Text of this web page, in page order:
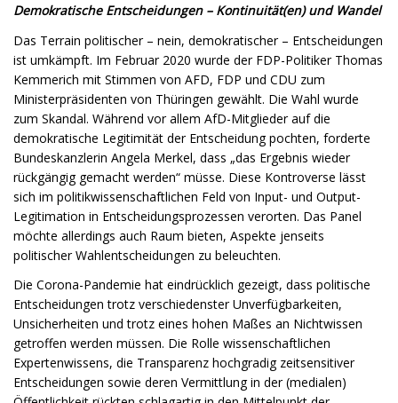
Demokratische Entscheidungen – Kontinuität(en) und Wandel
Das Terrain politischer – nein, demokratischer – Entscheidungen
ist umkämpft. Im Februar 2020 wurde der FDP-Politiker Thomas
Kemmerich mit Stimmen von AFD, FDP und CDU zum
Ministerpräsidenten von Thüringen gewählt. Die Wahl wurde
zum Skandal. Während vor allem AfD-Mitglieder auf die
demokratische Legitimität der Entscheidung pochten, forderte
Bundeskanzlerin Angela Merkel, dass „das Ergebnis wieder
rückgängig gemacht werden“ müsse. Diese Kontroverse lässt
sich im politikwissenschaftlichen Feld von Input- und Output-
Legitimation in Entscheidungsprozessen verorten. Das Panel
möchte allerdings auch Raum bieten, Aspekte jenseits
politischer Wahlentscheidungen zu beleuchten.
Die Corona-Pandemie hat eindrücklich gezeigt, dass politische
Entscheidungen trotz verschiedenster Unverfügbarkeiten,
Unsicherheiten und trotz eines hohen Maßes an Nichtwissen
getroffen werden müssen. Die Rolle wissenschaftlichen
Expertenwissens, die Transparenz hochgradig zeitsensitiver
Entscheidungen sowie deren Vermittlung in der (medialen)